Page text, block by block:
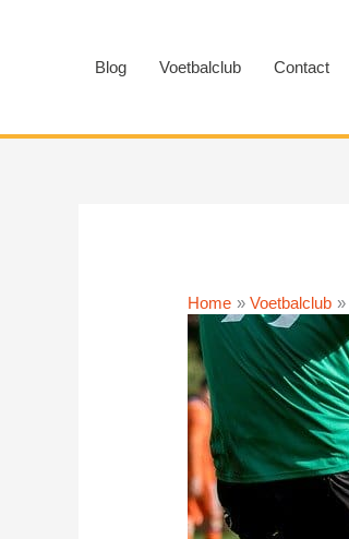
Blog Voetbalclub Contact
Home Voetbalclub